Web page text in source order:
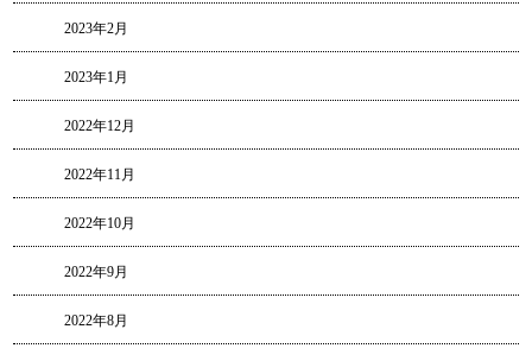
2023年2月
2023年1月
2022年12月
2022年11月
2022年10月
2022年9月
2022年8月